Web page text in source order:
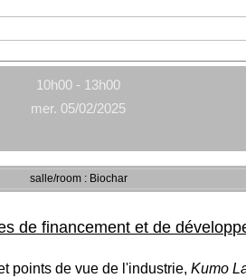
10h00 - 13h00
mer. 05/02/2025
salle/room : Biochar
de financement et de
points de vue de l'industrie, Kumo